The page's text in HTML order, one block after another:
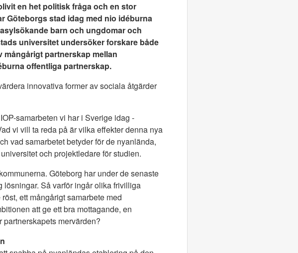
en het politisk fråga och en stor
Göteborgs stad idag med nio idéburna
barn och ungdomar och
universitet undersöker forskare både
mångårigt partnerskap mellan
offentliga partnerskap.
innovativa former av sociala åtgärder
samarbeten vi har i Sverige idag -
vi vill ta reda på är vilka effekter denna nya
vad samarbetet betyder för de nyanlända,
och projektledare för studien.
Göteborg har under de senaste
lösningar. Så varför ingår olika frivilliga
ett mångårigt samarbete med
att ge ett bra mottagande, en
mervärden?